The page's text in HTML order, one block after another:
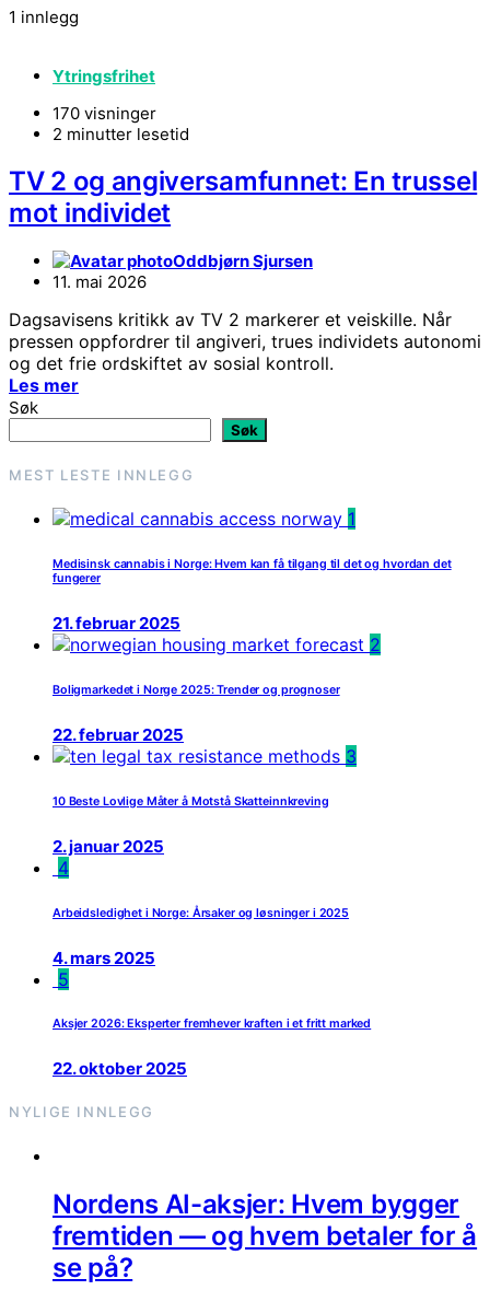
1 innlegg
Ytringsfrihet
170 visninger
2 minutter lesetid
TV 2 og angiversamfunnet: En trussel
mot individet
Oddbjørn Sjursen
11. mai 2026
Dagsavisens kritikk av TV 2 markerer et veiskille. Når
pressen oppfordrer til angiveri, trues individets autonomi
og det frie ordskiftet av sosial kontroll.
Les mer
Søk
Søk
MEST LESTE INNLEGG
1
Medisinsk cannabis i Norge: Hvem kan få tilgang til det og hvordan det
fungerer
21. februar 2025
2
Boligmarkedet i Norge 2025: Trender og prognoser
22. februar 2025
3
10 Beste Lovlige Måter å Motstå Skatteinnkreving
2. januar 2025
4
Arbeidsledighet i Norge: Årsaker og løsninger i 2025
4. mars 2025
5
Aksjer 2026: Eksperter fremhever kraften i et fritt marked
22. oktober 2025
NYLIGE INNLEGG
Nordens AI-aksjer: Hvem bygger
fremtiden — og hvem betaler for å
se på?